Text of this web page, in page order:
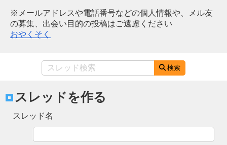
※メールアドレスや電話番号などの個人情報や、メル友
の募集、出会い目的の投稿はご遠慮ください
おやくそく
検索
スレッドを作る
スレッド名